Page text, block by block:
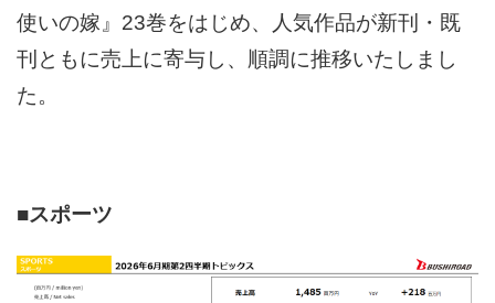
使いの嫁』23巻をはじめ、人気作品が新刊・既
刊ともに売上に寄与し、順調に推移いたしまし
た。
■スポーツ